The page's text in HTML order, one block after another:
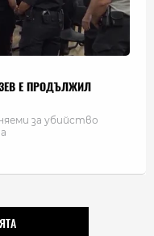
Е ПРОДЪЛЖИЛ
за убийство